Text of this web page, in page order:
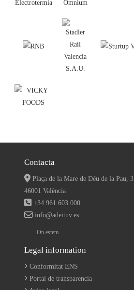
Contacta
Plaça de la Mare de Déu de la Pau, 3
46001 València
+34 961 603 000
info@adeituv.es
On estem
Legal information
Conformitat ENS
Portal de transparencia